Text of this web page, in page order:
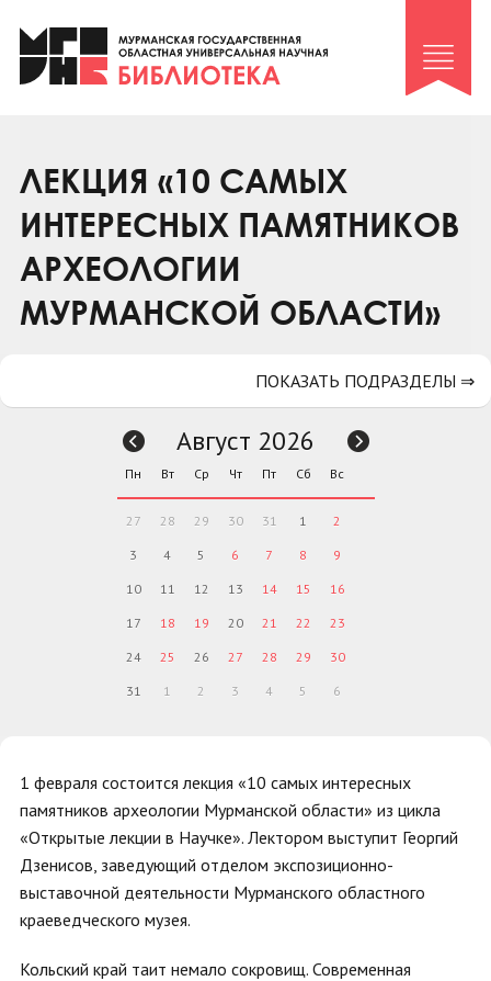
Клуб «Гиря и сельдерей»
Клуб «Семейный архив»
Коллегам
Контакты
ЛЕКЦИЯ «10 САМЫХ
ИНТЕРЕСНЫХ ПАМЯТНИКОВ
АРХЕОЛОГИИ
МУРМАНСКОЙ ОБЛАСТИ»
1 февраля состоится лекция «10 самых интересных
памятников археологии Мурманской области» из цикла
«Открытые лекции в Научке». Лектором выступит Георгий
Дзенисов, заведующий отделом экспозиционно-
выставочной деятельности Мурманского областного
краеведческого музея.
Кольский край таит немало сокровищ. Современная
ПОКАЗАТЬ ПОДРАЗДЕЛЫ ⇒
Август 2026
Пн Вт Ср Чт Пт Сб Вс
27 28 29 30 31 1 2
3 4 5 6 7 8 9
10 11 12 13 14 15 16
17 18 19 20 21 22 23
24 25 26 27 28 29 30
31 1 2 3 4 5 6